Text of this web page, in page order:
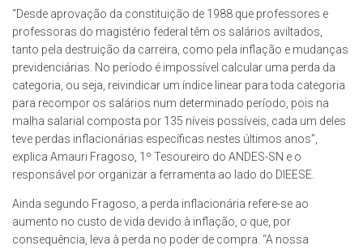
“Desde aprovação da constituição de 1988 que professores e
professoras do magistério federal têm os salários aviltados,
tanto pela destruição da carreira, como pela inflação e mudanças
previdenciárias. No período é impossível calcular uma perda da
categoria, ou seja, reivindicar um índice linear para toda categoria
para recompor os salários num determinado período, pois na
malha salarial composta por 135 níveis possíveis, cada um deles
teve perdas inflacionárias específicas nestes últimos anos”,
explica Amauri Fragoso, 1º Tesoureiro do ANDES-SN e o
responsável por organizar a ferramenta ao lado do DIEESE.
Ainda segundo Fragoso, a perda inflacionária refere-se ao
aumento no custo de vida devido à inflação, o que, por
consequência, leva à perda no poder de compra. “A nossa